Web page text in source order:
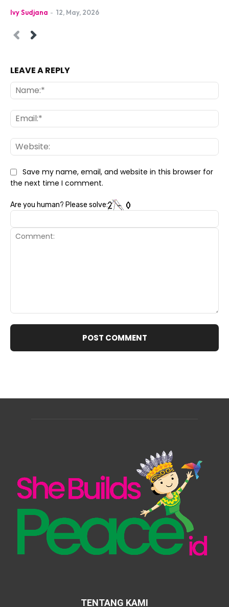
Ivy Sudjana - 12, May, 2026
LEAVE A REPLY
Save my name, email, and website in this browser for
the next time I comment.
Are you human? Please solve:
TENTANG KAMI